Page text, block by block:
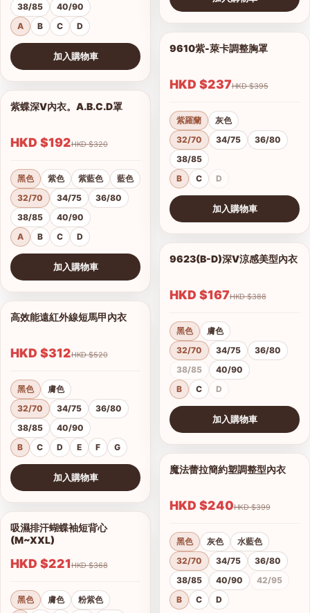
38/85
40/90
A
B C D
加入購物車
1/15
查看圖片
紫蝶深V內衣。A.B.C.D罩
HKD $192 HKD $320
黑色 紫色 紫藍色
藍色
32/70
34/75
36/80
38/85
40/90
A
B C D
加入購物車
1/14
查看圖片
高效能遠紅外線短馬甲內衣
HKD $312 HKD $520
黑色
膚色
32/70
34/75
36/80
38/85
40/90
B
C D E F G
加入購物車
查看圖片
吸濕排汗蝴蝶袖短背心
(M~XXL)
HKD $221 HKD $368
黑色 膚色
粉紫色
查看圖片
9610紫-萊卡調整胸罩
HKD $237 HKD $395
紫羅蘭
灰色
32/70
34/75
36/80
38/85
B
C D
加入購物車
1/2
查看圖片
9623(B-D)深V涼感美型內衣
HKD $167 HKD $388
黑色
膚色
32/70
34/75
36/80
38/85
40/90
B
C D
加入購物車
1/10
查看圖片
魔法蕾拉簡約塑調整型內衣
HKD $240 HKD $399
黑色 灰色
水藍色
32/70
34/75
36/80
38/85
40/90
42/95
B
C D
港澳中文